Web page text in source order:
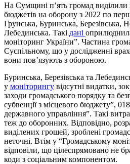
На Сумщині п’ять громад виділили
бюджетів на оборону з 2022 по
Грунська, Буринська, Березівська,
Лебединська. Такі дані
моніторинг України”. Частина
Суспільному, що у дослідженні
вони пов’язують з обороною.
Буринська, Березівська та
у моніторингу відсутні видатки,
заходи громадського порядку та
субвенції з місцевого бюджету”,
державного управління”. Такі
теж до оборонних. Відповідно,
виділених грошей, зроблені
неточні. Втім у “Громадському
відповіли, що цілеспрямовано не
коди з соціальним компонентом.